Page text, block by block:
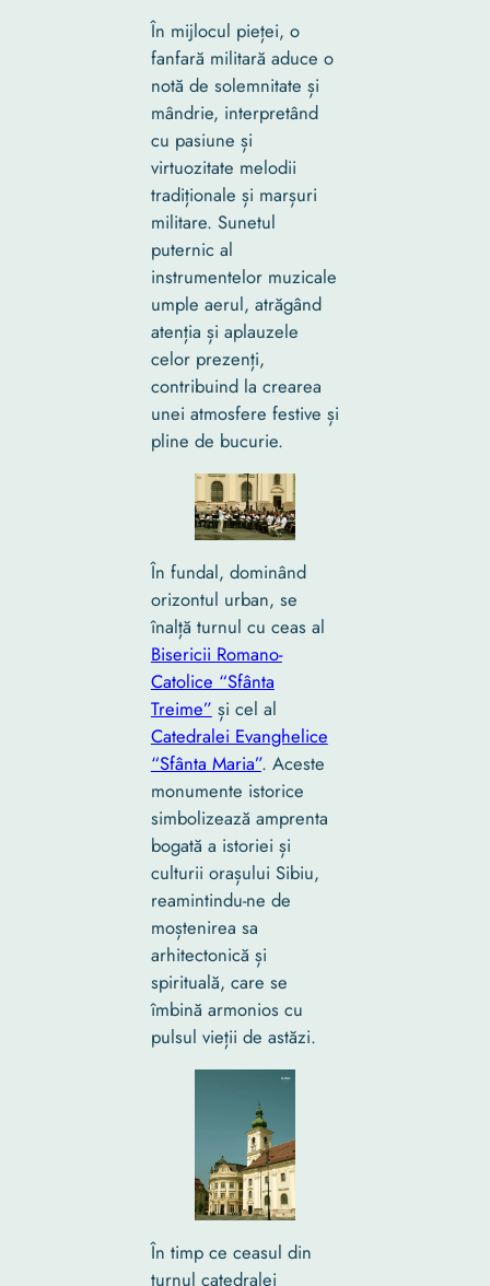
În mijlocul pieței, o
fanfară militară aduce o
notă de solemnitate și
mândrie, interpretând
cu pasiune și
virtuozitate melodii
tradiționale și marșuri
militare. Sunetul
puternic al
instrumentelor muzicale
umple aerul, atrăgând
atenția și aplauzele
celor prezenți,
contribuind la crearea
unei atmosfere festive și
pline de bucurie.
În fundal, dominând
orizontul urban, se
înalță turnul cu ceas al
Bisericii Romano-
Catolice “Sfânta
Treime” și cel al
Catedralei Evanghelice
“Sfânta Maria”. Aceste
monumente istorice
simbolizează amprenta
bogată a istoriei și
culturii orașului Sibiu,
reamintindu-ne de
moștenirea sa
arhitectonică și
spirituală, care se
îmbină armonios cu
pulsul vieții de astăzi.
În timp ce ceasul din
turnul catedralei